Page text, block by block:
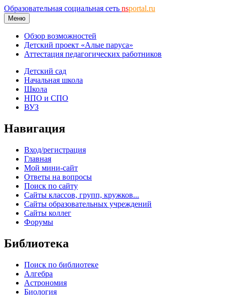
Образовательная социальная сеть nsportal.ru
Меню
Обзор возможностей
Детский проект «Алые паруса»
Аттестация педагогических работников
Детский сад
Начальная школа
Школа
НПО и СПО
ВУЗ
Навигация
Вход/регистрация
Главная
Мой мини-сайт
Ответы на вопросы
Поиск по сайту
Сайты классов, групп, кружков...
Сайты образовательных учреждений
Сайты коллег
Форумы
Библиотека
Поиск по библиотеке
Алгебра
Астрономия
Биология